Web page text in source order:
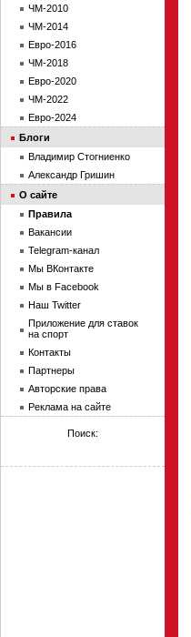
ЧМ-2010
ЧМ-2014
Евро-2016
ЧМ-2018
Евро-2020
ЧМ-2022
Евро-2024
Блоги
Владимир Стогниенко
Александр Гришин
О сайте
Правила
Вакансии
Telegram-канал
Мы ВКонтакте
Мы в Facebook
Наш Twitter
Приложение для ставок
на спорт
Контакты
Партнеры
Авторские права
Реклама на сайте
Поиск: